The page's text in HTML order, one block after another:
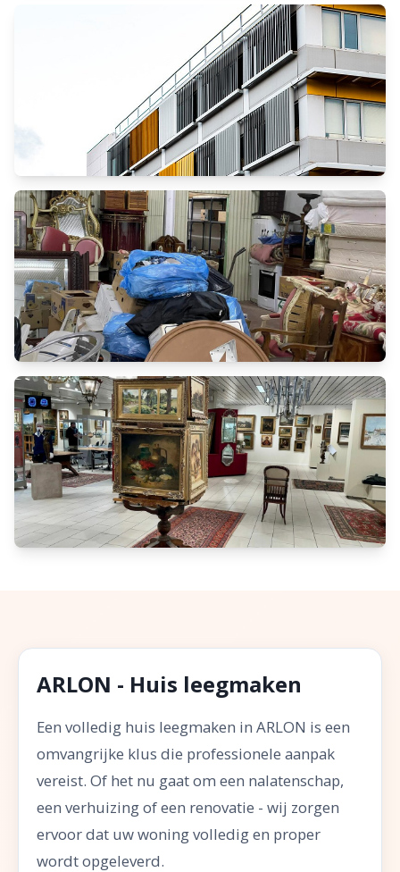
ARLON - Huis leegmaken
Een volledig huis leegmaken in ARLON is een
omvangrijke klus die professionele aanpak
vereist. Of het nu gaat om een nalatenschap,
een verhuizing of een renovatie - wij zorgen
ervoor dat uw woning volledig en proper
wordt opgeleverd.